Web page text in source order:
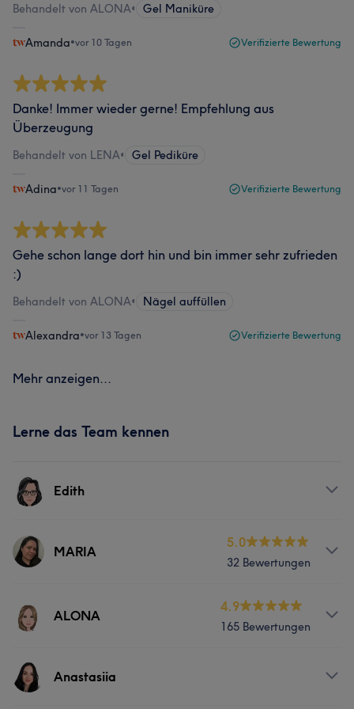
Behandelt von ALONA• Gel Maniküre
Amanda•vor 10 Tagen Verifizierte Bewertung
Danke! Immer wieder gerne! Empfehlung aus
Überzeugung
Behandelt von LENA• Gel Pediküre
Adina•vor 11 Tagen Verifizierte Bewertung
Gehe schon lange dort hin und bin immer sehr zufrieden
:)
Behandelt von ALONA• Nägel auffüllen
Alexandra•vor 13 Tagen Verifizierte Bewertung
Mehr anzeigen...
Lerne das Team kennen
Edith
Services
MARIA
5.0
32 Bewertungen
Services
ALONA
4.9
165 Bewertungen
ServicesAnastasiia